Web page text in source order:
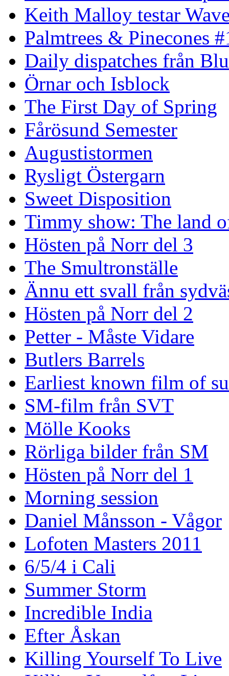
Keith Malloy testar
Palmtrees & Pinecones
Daily dispatches från
Örnar och Isblock
The First Day of Spring
Fårösund Semester
Augustistormen
Rysligt Östergarn
Sweet Disposition
Timmy show: The land
Hösten på Norr del 3
The Smultronställe
Ännu ett svall från
Hösten på Norr del 2
Petter - Måste Vidare
Butlers Barrels
Earliest known film of
SM-film från SVT
Mölle Kooks
Rörliga bilder från SM
Hösten på Norr del 1
Morning session
Daniel Månsson - Vågor
Lofoten Masters 2011
6/5/4 i Cali
Summer Storm
Incredible India
Efter Åskan
Killing Yourself To Live